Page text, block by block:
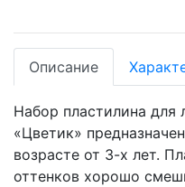
Описание
Набор пластилина для
«Цветик»
возрасте от 3-х лет.
оттенков хорошо